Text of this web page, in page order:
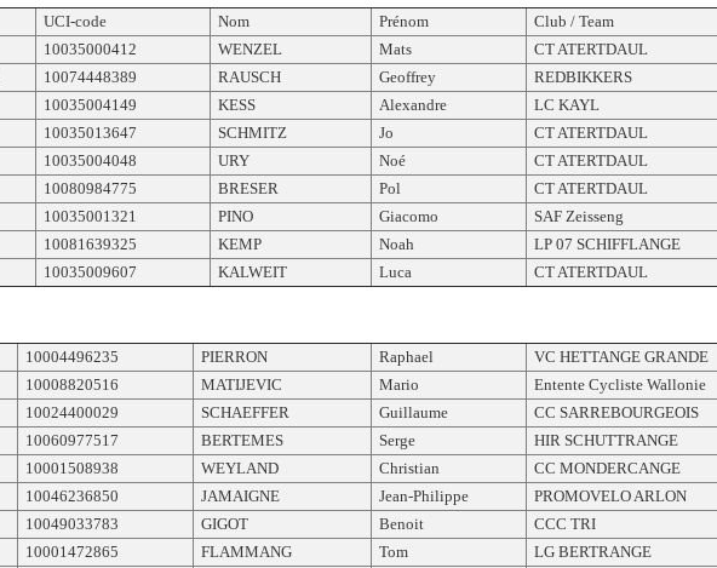
UCI-code Nom Prénom Club / Team
10035000412 WENZEL Mats CT ATERTDAUL
10074448389 RAUSCH Geoffrey REDBIKKERS
10035004149 KESS Alexandre LC KAYL
10035013647 SCHMITZ Jo CT ATERTDAUL
10035004048 URY Noé CT ATERTDAUL
10080984775 BRESER Pol CT ATERTDAUL
10035001321 PINO Giacomo SAF Zeisseng
10081639325 KEMP Noah LP 07 SCHIFFLANGE
10035009607 KALWEIT Luca CT ATERTDAUL
10004496235 PIERRON Raphael VC HETTANGE GRANDE
10008820516 MATIJEVIC Mario Entente Cycliste Wallonie
10024400029 SCHAEFFER Guillaume CC SARREBOURGEOIS
10060977517 BERTEMES Serge HIR SCHUTTRANGE
10001508938 WEYLAND Christian CC MONDERCANGE
10046236850 JAMAIGNE Jean-Philippe PROMOVELO ARLON
10049033783 GIGOT Benoit CCC TRI
10001472865 FLAMMANG Tom LG BERTRANGE